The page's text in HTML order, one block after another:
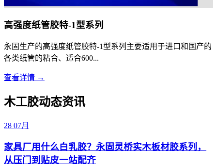
高强度纸管胶特-1型系列
永固生产的高强度纸管胶特-1型系列主要适用于进口和国产的
各类纸管的粘合、适合600...
查看详情 →
木工胶动态资讯
28 07月
家具厂用什么白乳胶？永固灵桥实木板材胶系列，
从压门到贴皮一站配齐